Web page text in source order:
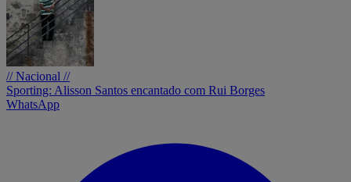
// Nacional //
Sporting: Alisson Santos encantado com Rui Borges
WhatsApp